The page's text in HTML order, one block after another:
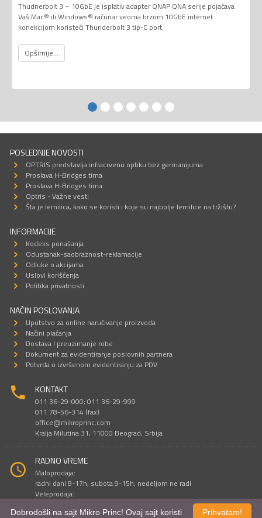
Thudnerbolt 3 – 10GbE je isplativ adapter QNAP QNA serije pojačava
Vaš Mac® ili Windows® računar veoma brzom 10GbE internet
konekcijom koristeći Thunderbolt 3 tip-C port.
Opširnije...
POSLEDNJE NOVOSTI
OPTRIS predstavlja infracrvenu optiku bez germanijuma
Proslava H-Bridges tima
Proslava H-Bridges tima
Optris - Važne vesti
Šta je lemilica, kako se koristi i koje su najbolje lemilice na tržištu?
INFORMACIJE
Kodeks ponašanja
Odustanak-saobraznost-reklamacije
Odluke o akcijama
Uslovi korišćenja
Politika privatnosti
NAČIN POSLOVANJA
Uputstvo za online naručivanje proizvoda
Načini plaćanja
Dostava I preuzimanje robe
Dokument za evidentiranje poslovnih partnera
Potvrda o izvršenom evidentiranju za PDV
KONTAKT
011 36-29-000; 011 36-29-999
011 78-56-314 (fax)
office@mikroprinc.com
Kralja Milutina 31, 11000 Beograd, Srbija
RADNO VREME
Maloprodaja:
radni dani 8-17h, subota 9-15h, nedeljom ne radi
Veleprodaja:
Prihvatam!
Dobrodošli na sajt Mikro Princ! Ovaj sajt koristi